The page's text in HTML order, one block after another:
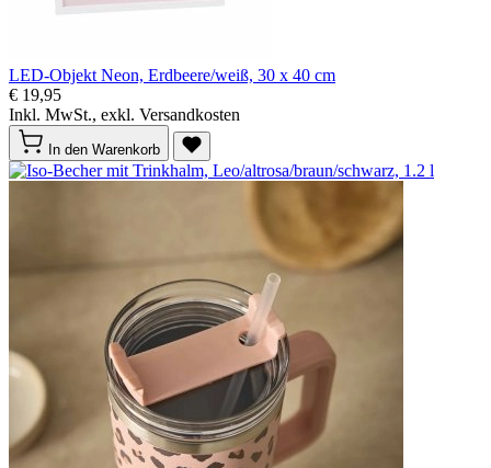
LED-Objekt Neon, Erdbeere/weiß, 30 x 40 cm
€ 19,95
Inkl. MwSt., exkl. Versandkosten
In den Warenkorb